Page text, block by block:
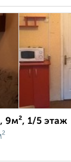
9м², 1/5 этаж